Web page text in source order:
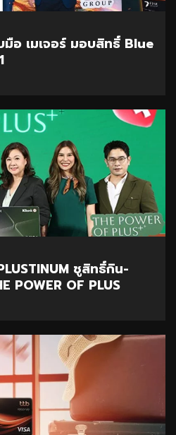
อ เมเจอร์ มอบสิทธิ์ Blue
ชูสิทธิ์กิน-
POWER OF PLUS